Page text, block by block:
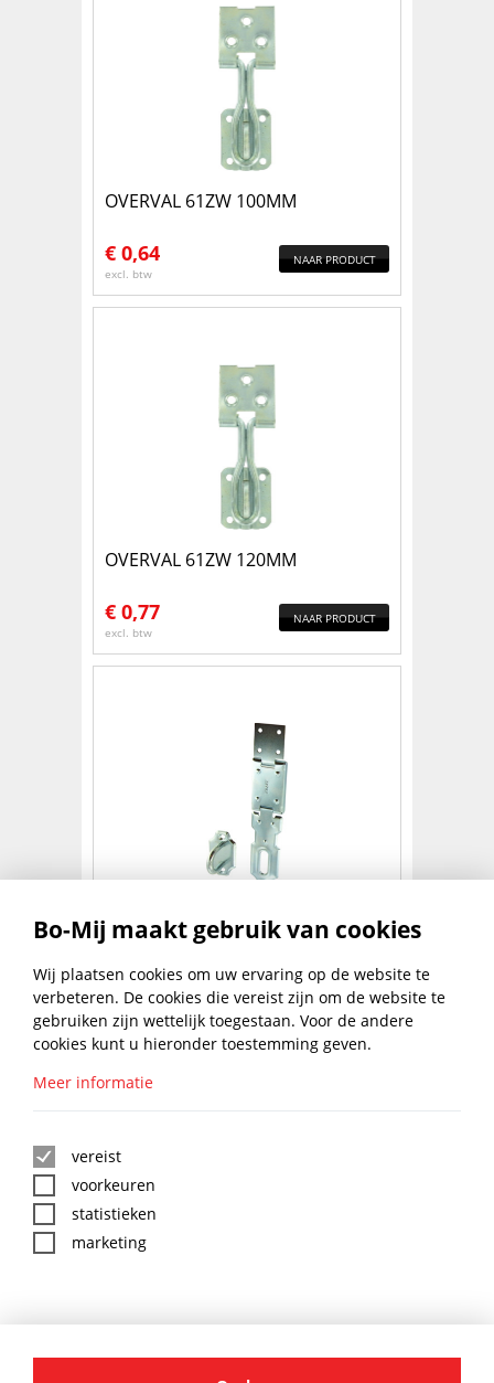
OVERVAL 61ZW 100MM
€ 0,64
excl. btw
NAAR PRODUCT
OVERVAL 61ZW 120MM
€ 0,77
excl. btw
NAAR PRODUCT
OVERVAL 71 GLV 100MM
€2,44
excl. btw
NAAR PRODUCT
1 2
BO-MIJ NIEUWSBRIEF
:
AANMELDEN
Bo-Mij maakt gebruik van cookies
Wij plaatsen cookies om uw ervaring op de website te
verbeteren. De cookies die vereist zijn om de website te
gebruiken zijn wettelijk toegestaan. Voor de andere
cookies kunt u hieronder toestemming geven.
Meer informatie
vereist
voorkeuren
statistieken
marketing